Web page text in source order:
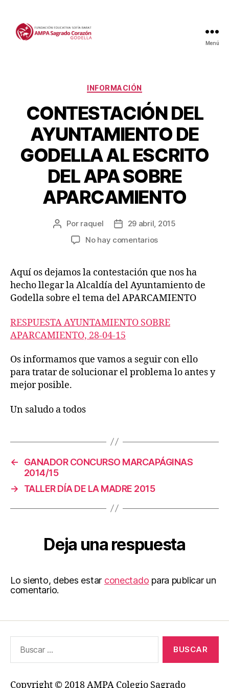
Menú
Categorías
INFORMACIÓN
CONTESTACIÓN DEL
AYUNTAMIENTO DE
GODELLA AL ESCRITO
DEL APA SOBRE
APARCAMIENTO
Autor
Por raquel
Fecha29 abril, 2015
No hay comentariosen
AYUNTAMIENTO
DE
GODELLA
ESCRITO
DEL
APARCAMIENTO
Aquí os dejamos la contestación que nos ha
hecho llegar la Alcaldía del Ayuntamiento de
Godella sobre el tema del APARCAMIENTO
RESPUESTA AYUNTAMIENTO SOBRE
APARCAMIENTO, 28-04-15
Os informamos que vamos a seguir con ello
para tratar de solucionar el problema lo antes y
mejor posible.
Un saludo a todos
←
GANADOR CONCURSO MARCAPÁGINAS
2014/15
→
TALLER DÍA DE LA MADRE 2015
Deja una respuesta
Lo siento, debes estar conectado para publicar un
comentario.
Copyright © 2018 AMPA Colegio Sagrado